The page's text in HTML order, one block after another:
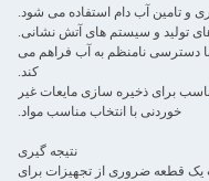
و تامین آب دام استفاده می شود.
تولید و سیستم های آتش نشانی.
دسترسی نامنظم به آب فراهم می
کند.
برای ذخیره سازی مایعات غیر
خوردنی با انتخاب مناسب مواد.
نتیجه گیری
5000 لیتر مخزن آب یک قطعه ضروری از تجهیزات برای